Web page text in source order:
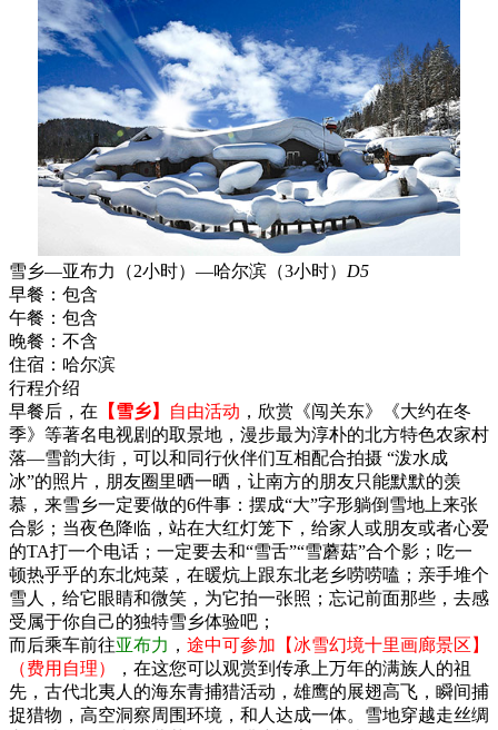
雪乡—亚布力（2小时）—哈尔滨（3小时） D5
早餐： 包含
午餐： 包含
晚餐： 不含
住宿： 哈尔滨
行程介绍
早餐后，在 【雪乡】 自由活动 ，欣赏《闯关东》《大约在冬
季》等著名电视剧的取景地，漫步最为淳朴的北方特色农家村
落—雪韵大街，可以和同行伙伴们互相配合拍摄 “泼水成
冰”的照片，朋友圈里晒一晒，让南方的朋友只能默默的羡
慕，来雪乡一定要做的6件事：摆成“大”字形躺倒雪地上来张
合影；当夜色降临，站在大红灯笼下，给家人或朋友或者心爱
的TA打一个电话；一定要去和“雪舌”“雪蘑菇”合个影；吃一
顿热乎乎的东北炖菜，在暖炕上跟东北老乡唠唠嗑；亲手堆个
雪人，给它眼睛和微笑，为它拍一张照；忘记前面那些，去感
受属于你自己的独特雪乡体验吧；
而后乘车前往亚布力 ， 途中可参加【冰雪幻境十里画廊景区】
（费用自理）
，在这您可以观赏到传承上万年的满族人的祖
先，古代北夷人的海东青捕猎活动，雄鹰的展翅高飞，瞬间捕
捉猎物，高空洞察周围环境，和人达成一体。雪地穿越走丝绸